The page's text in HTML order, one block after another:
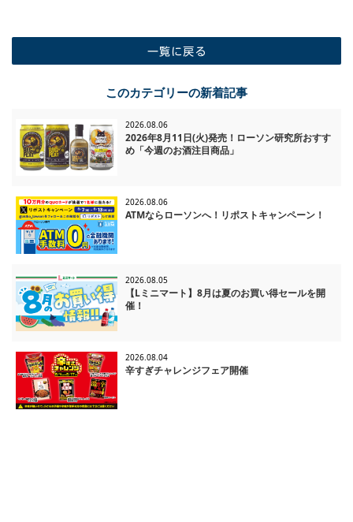
このカテゴリーの新着記事
2026.08.06
2026年8月11日(火)発売！ローソン研究所おすす
め「今週のお酒注目商品」
2026.08.06
ATMならローソンへ！リポストキャンペーン！
2026.08.05
【Lミニマート】8月は夏のお買い得セールを開
催！
2026.08.04
辛すぎチャレンジフェア開催